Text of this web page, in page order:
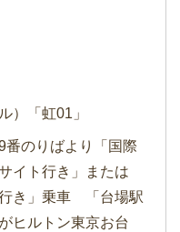
）「虹01」
番のりばより「国際
イト行き」または
行き」乗車 「台場駅
ヒルトン東京お台